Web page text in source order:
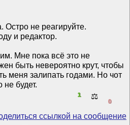
Остро не реагируйте.
и редактор.
Мне пока всё это не
быть невероятно крут, чтобы
меня залипать годами. Но чот
не будет.
1 ⚖️
0